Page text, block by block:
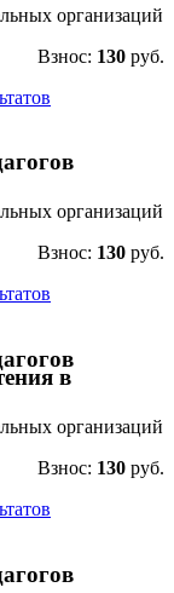
организаций
Взнос: 130 руб.
организаций
Взнос: 130 руб.
в
организаций
Взнос: 130 руб.